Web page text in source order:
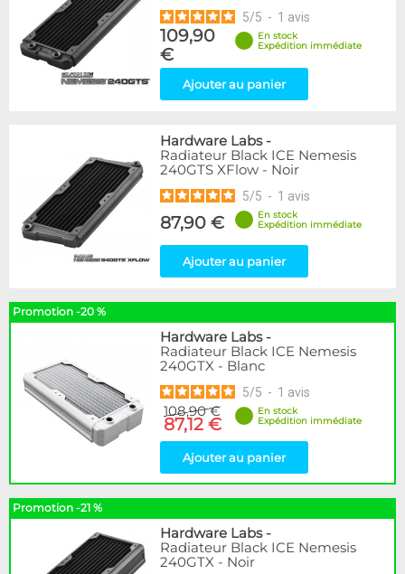
5/5 - 1 avis
109,90
€
En stock
Expédition immédiate
Ajouter au panier
Hardware Labs-
Radiateur Black ICE Nemesis
240GTS XFlow - Noir
5/5 - 1 avis
87,90 €
En stock
Expédition immédiate
Ajouter au panier
Promotion -20 %
Hardware Labs-
Radiateur Black ICE Nemesis
240GTX - Blanc
5/5 - 1 avis
108,90 €
87,12 €
En stock
Expédition immédiate
Ajouter au panier
Promotion -21 %
Hardware Labs-
Radiateur Black ICE Nemesis
240GTX - Noir